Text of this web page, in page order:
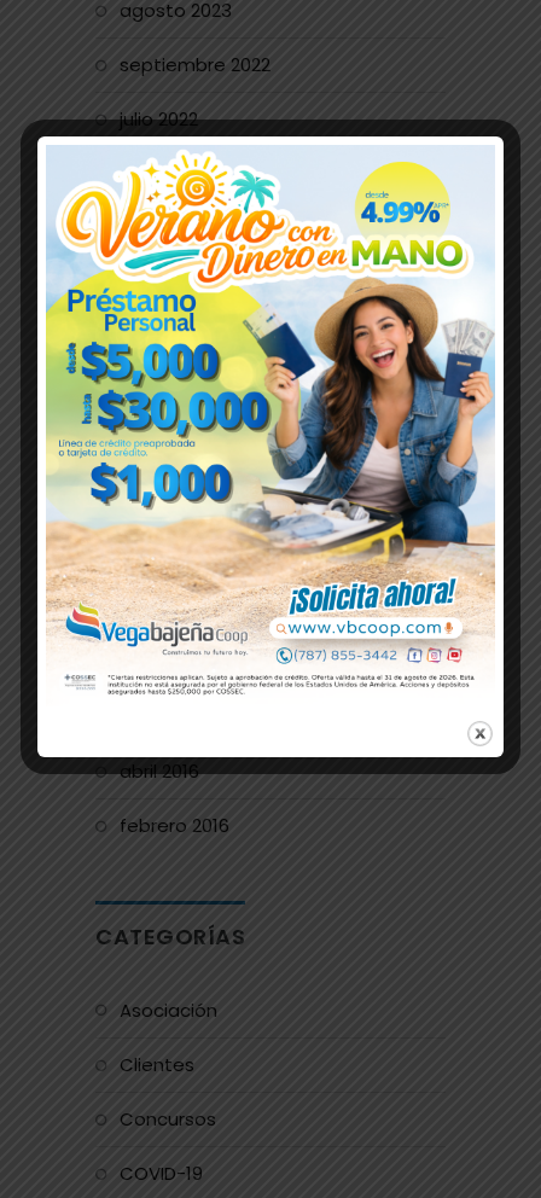
agosto 2023
septiembre 2022
julio 2022
agosto 2021
mayo 2021
julio 2020
marzo 2020
enero 2020
noviembre 2019
agosto 2019
diciembre 2016
octubre 2016
agosto 2016
abril 2016
febrero 2016
CATEGORÍAS
Asociación
Clientes
Concursos
COVID-19